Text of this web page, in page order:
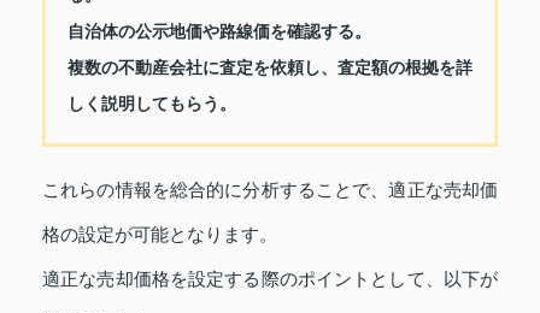
自治体の公示地価や路線価を確認する。
複数の不動産会社に査定を依頼し、査定額の根拠を詳
しく説明してもらう。
これらの情報を総合的に分析することで、適正な売却価
格の設定が可能となります。
適正な売却価格を設定する際のポイントとして、以下が